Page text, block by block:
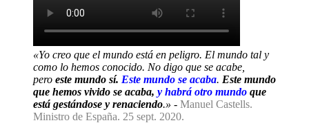
«Yo creo que el mundo está en peligro. El mundo tal y
como lo hemos conocido. No digo que se acabe,
pero este mundo sí. Este mundo se acaba. Este mundo
que hemos vivido se acaba, y habrá otro mundo que
está gestándose y renaciendo.» - Manuel Castells.
Ministro de España. 25 sept. 2020.